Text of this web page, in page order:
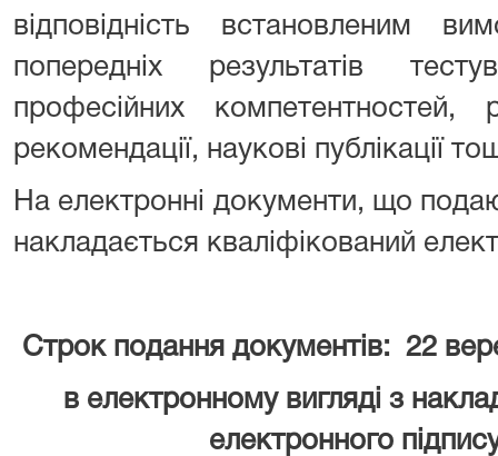
відповідність встановленим
попередніх результатів
професійних компетентностей,
рекомендації, наукові публікації
На електронні документи, що
накладається кваліфікований
Строк подання документів: 22
в електронному вигляді з
електронного